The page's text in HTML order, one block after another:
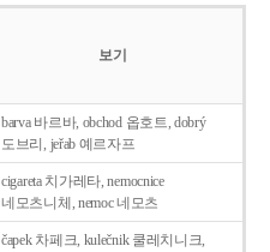
보기
barva 바르바, obchod 옵호트, dobrý
도브리, jeřab 예르자프
cigareta 치가레타, nemocnice
네모츠니체, nemoc 네모츠
čapek 차페크, kulečnik 쿨레치니크,